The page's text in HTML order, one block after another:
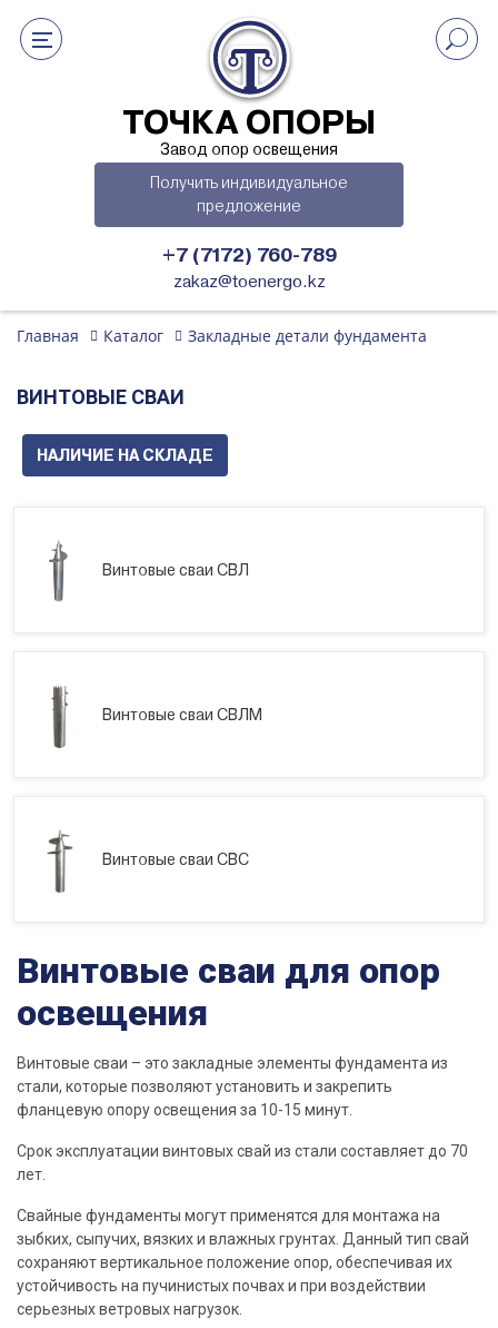
ТОЧКА ОПОРЫ
Завод опор освещения
Получить индивидуальное
предложение
+7 (7172) 760-789
zakaz@toenergo.kz
Главная Каталог Закладные детали фундамента
ВИНТОВЫЕ СВАИ
НАЛИЧИЕ НА СКЛАДЕ
Винтовые сваи СВЛ
Винтовые сваи СВЛМ
Винтовые сваи СВС
Винтовые сваи для опор
освещения
Винтовые сваи – это закладные элементы фундамента из
стали, которые позволяютустановить и закрепить
фланцевую опору освещения за 10-15 минут.
Срок эксплуатации винтовыхсвай из стали составляет до 70
лет
Свайные фундаменты могут применятся для монтажа на
зыбких, сыпучих, вязких и влажных грунтах. Данный тип свай
сохраняют вертикальное положение опор, обеспечивая их
устойчивость на пучинистых почвах и при воздействии
серьезных ветровых нагрузок.